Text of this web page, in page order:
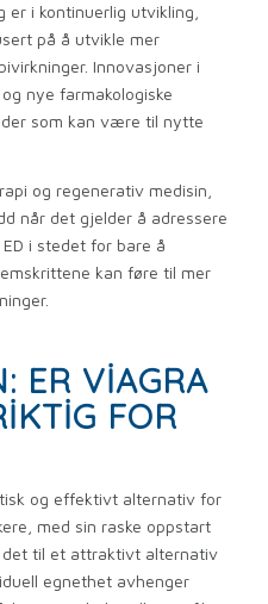
er i kontinuerlig utvikling,
på å utvikle mer
Innovasjoner i
nye farmakologiske
som kan være til nytte
og regenerativ medisin,
når det gjelder å adressere
i stedet for bare å
kan føre til mer
ER VIAGRA
FOR
og effektivt alternativ for
med sin raske oppstart
til et attraktivt alternativ
egnethet avhenger